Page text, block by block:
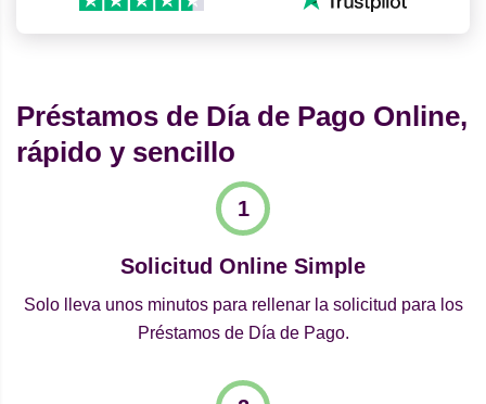
Préstamos de Día de Pago Online,
rápido y sencillo
Solicitud Online Simple
Solo lleva unos minutos para rellenar la solicitud para los
Préstamos de Día de Pago.